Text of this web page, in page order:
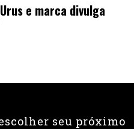
e marca divulga
seu próximo